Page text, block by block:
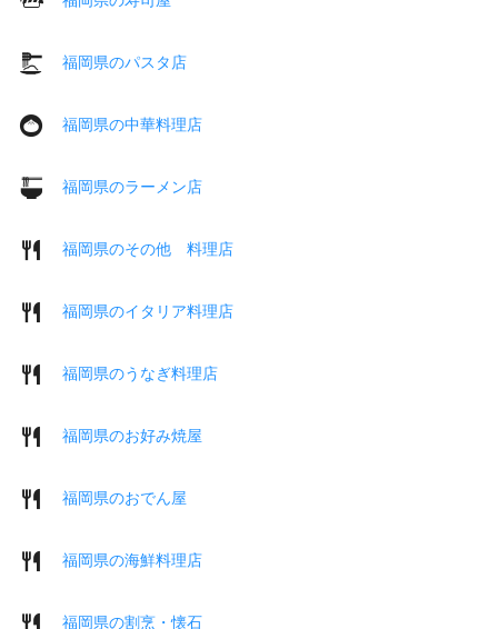
福岡県のパスタ店
福岡県の中華料理店
福岡県のラーメン店
福岡県のその他 料理店
福岡県のイタリア料理店
福岡県のうなぎ料理店
福岡県のお好み焼屋
福岡県のおでん屋
福岡県の海鮮料理店
福岡県の割烹・懐石